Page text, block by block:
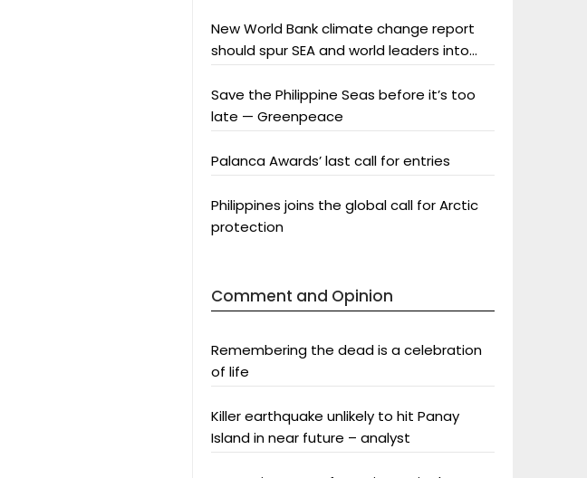
New World Bank climate change report
should spur SEA and world leaders into
Save the Philippine Seas before it’s too
late — Greenpeace
Palanca Awards’ last call for entries
Philippines joins the global call for Arctic
protection
Comment and Opinion
Remembering the dead is a celebration
of life
Killer earthquake unlikely to hit Panay
Island in near future – analyst